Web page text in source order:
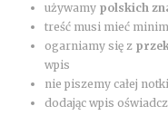
używamy polskich
treść musi mieć
ogarniamy się z
wpis
nie piszemy całej
dodając wpis